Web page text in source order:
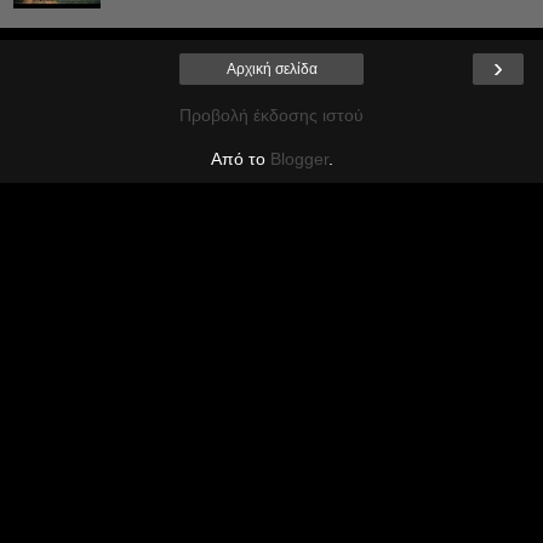
›
Αρχική σελίδα
Προβολή έκδοσης ιστού
Από το Blogger.